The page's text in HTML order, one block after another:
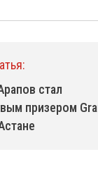
стал
призером